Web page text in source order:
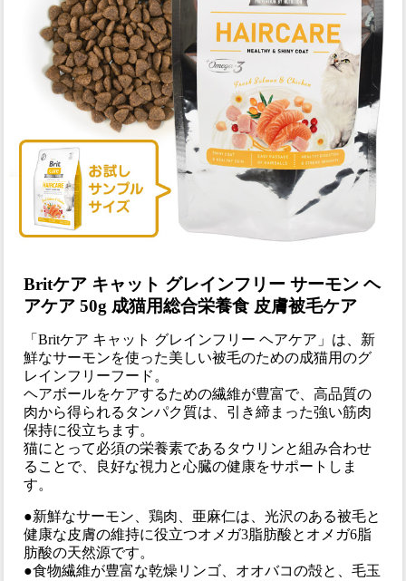
Britケア キャット グレインフリー サーモン ヘ
アケア 50g 成猫用総合栄養食 皮膚被毛ケア
「Britケア キャット グレインフリー ヘアケア」は、新
鮮なサーモンを使った美しい被毛のための成猫用のグ
レインフリーフード。
ヘアボールをケアするための繊維が豊富で、高品質の
肉から得られるタンパク質は、引き締まった強い筋肉
保持に役立ちます。
猫にとって必須の栄養素であるタウリンと組み合わせ
ることで、良好な視力と心臓の健康をサポートしま
す。
●新鮮なサーモン、鶏肉、亜麻仁は、光沢のある被毛と
健康な皮膚の維持に役立つオメガ3脂肪酸とオメガ6脂
肪酸の天然源です。
●食物繊維が豊富な乾燥リンゴ、オオバコの殻と、毛玉